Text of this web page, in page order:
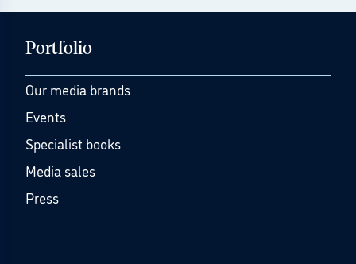
Portfolio
Our media brands
Events
Specialist books
Media sales
Press